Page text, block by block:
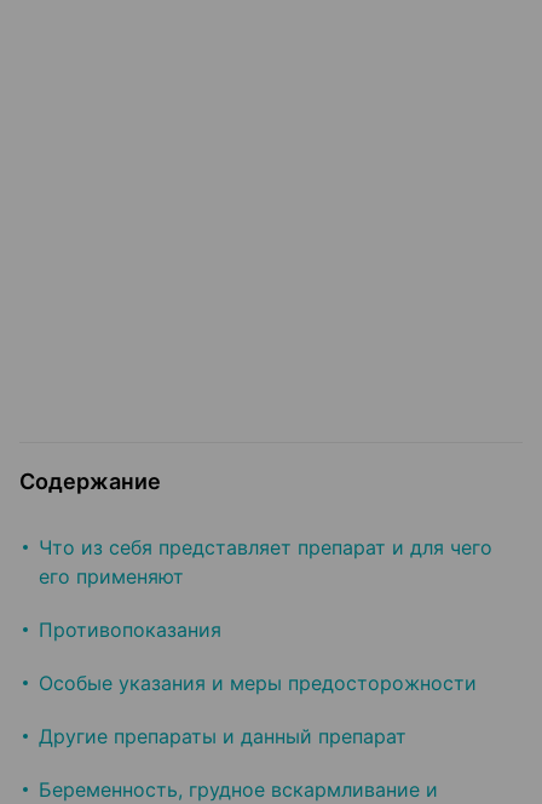
Содержание
Что из себя представляет препарат и для чего
его применяют
Противопоказания
Особые указания и меры предосторожности
Другие препараты и данный препарат
Беременность, грудное вскармливание и